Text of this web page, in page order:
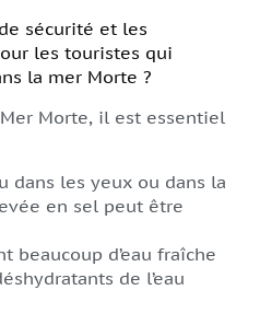
sécurité et les
les touristes qui
la mer Morte ?
Morte, il est essentiel
dans les yeux ou dans la
en sel peut être
beaucoup d’eau fraîche
de l’eau